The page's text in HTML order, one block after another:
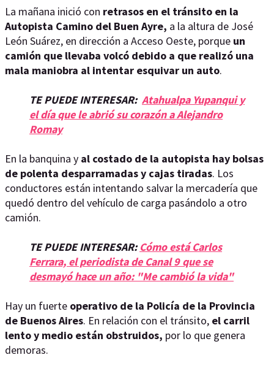
La mañana inició con retrasos en el tránsito en la
Autopista Camino del Buen Ayre, a la altura de José
León Suárez, en dirección a Acceso Oeste, porque un
camión que llevaba volcó debido a que realizó una
mala maniobra al intentar esquivar un auto.
TE PUEDE INTERESAR: Atahualpa Yupanqui y
el día que le abrió su corazón a Alejandro
Romay
En la banquina y al costado de la autopista hay bolsas
de polenta desparramadas y cajas tiradas. Los
conductores están intentando salvar la mercadería que
quedó dentro del vehículo de carga pasándolo a otro
camión.
TE PUEDE INTERESAR:Cómo está Carlos
Ferrara, el periodista de Canal 9 que se
desmayó hace un año: "Me cambió la vida"
Hay un fuerte operativo de la Policía de la Provincia
de Buenos Aires. En relación con el tránsito, el carril
lento y medio están obstruidos, por lo que genera
demoras.